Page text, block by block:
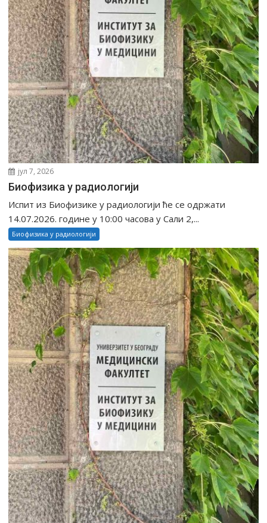
јул 7, 2026
Биофизика у радиологији
Испит из Биофизике у радиологији ће се одржати
14.07.2026. године у 10:00 часова у Сали 2,...
Биофизика у радиологији